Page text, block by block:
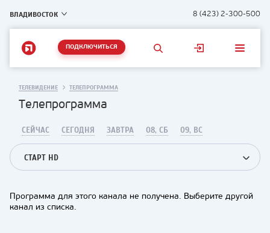
ВЛАДИВОСТОК 8 (423) 2-300-500
ПОДКЛЮЧИТЬСЯ
ТЕЛЕВИДЕНИЕ ТЕЛЕПРОГРАММА
Телепрограмма
СЕЙЧАС СЕГОДНЯ ЗАВТРА 08, СБ 09, ВС
СТАРТ HD
Программа для этого канала не получена. Выберите другой
канал из списка.